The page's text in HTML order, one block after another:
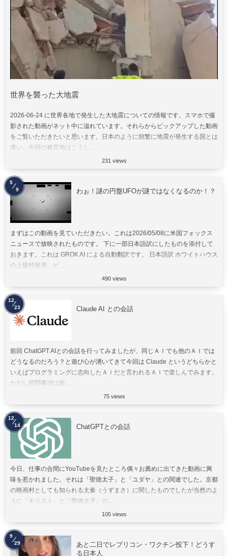
世界を襲った大地震
2026-06-24 に世界各地で発生した大地震についての情報です。スマホで撮
影された動画がネット中に溢れています。それらからピックアップした動画
をご覧いただきたいと思います。日本のように頻繁に地震が発生する国とは
違い、今回の被災地はこうし...
231 views
わぉ！謎の円盤UFOが謎ではなくなるのか！？
まずはこの動画を見ていただきたい。これは2026/05/08に米国フォックス
ニュースで放映されたものです。 下に一部日本語訳にしたものを添付して
おきます。これは GROK AI による自動翻訳です。 日本語訳 ホワイトハウス
の上級特派員、ピ...
490 views
5
9
Claude AI との会話
前回 ChatGPT AIとの会話を行ってみましたが、同じＡＩでも他のＡＩでは
どうなるのだろう？と遊び心が湧いてきて今回は Claude というどちらかと
いえばプログラミングに志向したＡＩだと言われるＡＩで楽しんでみます。
ただし質問事項は前...
75 views
12
23
ChatGPTとの会話
今日、仕事の合間にYouTubeを見たところ偶々お薦めに出てきた動画に興
味を惹かれました。それは「聖徳太子」と「ユダヤ」との関連でした。京都
の映画村としても知られる太秦（うずまさ）に関したものでしたが当然のよ
うに「キリスト」と「聖徳太子」の...
105 views
12
14
あと二日でレプリコン・ワクチン投下！どうす
る日本人
9
29